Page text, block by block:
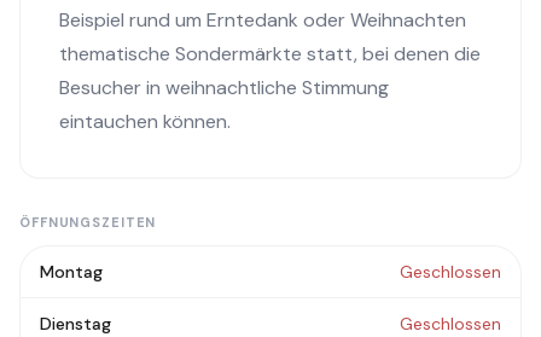
Beispiel rund um Erntedank oder Weihnachten
thematische Sondermärkte statt, bei denen die
Besucher in weihnachtliche Stimmung
eintauchen können.
ÖFFNUNGSZEITEN
Montag Geschlossen
Dienstag Geschlossen